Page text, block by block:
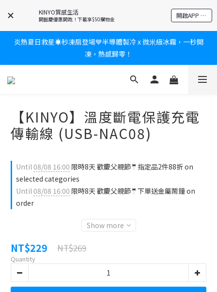
KINYO質感生活
開館慶優惠開跑！下載享$50購物金 開啟APP 享隱藏優惠
新會員送$100購物金✨再享消費回饋無極限
爸氣有禮賞🎁全館任2件9折✨刮鬍刀、按摩家電、電動牙刷、藍芽
耳機🎀給爸爸一個驚喜大禮包
炎熱夏日救星☀️秒凍扇登場💙半導體製冷 x 微米級冰霧，一秒開
凍，熱感歸零！
新會員送$100購物金✨再享消費回饋無極限
【KINYO】溫度斷電保護充電
傳輸線 (USB-NAC08)
Until08/08 16:00 限時8天 歡慶父親節🤵指定品2件88折 on
selected categories
Until08/08 16:00 限時8天 歡慶父親節🤵下單送金屬鬧鐘 on
order
Show more
NT$229 NT$269
Quantity